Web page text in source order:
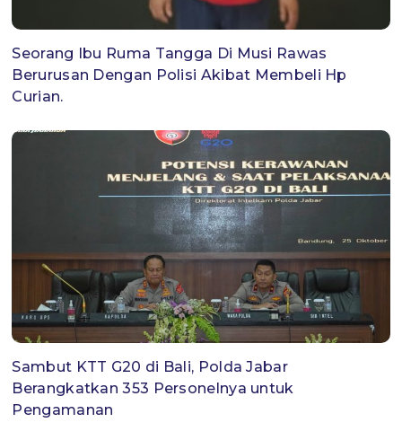
Seorang Ibu Ruma Tangga Di Musi Rawas
Berurusan Dengan Polisi Akibat Membeli Hp
Curian.
Sambut KTT G20 di Bali, Polda Jabar
Berangkatkan 353 Personelnya untuk
Pengamanan